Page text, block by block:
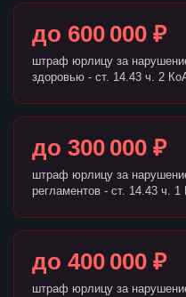
до 600 000 ₽
штраф юрлицу за
здоровью - ст. 14.43 ч. 2
до 300 000 ₽
штраф юрлицу за
регламентов - ст. 14.43 ч.
до 400 000 ₽
штраф юрлицу за